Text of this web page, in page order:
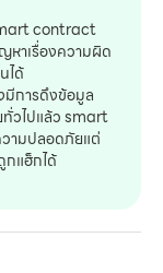
contract
หาเรื่องความผิด
ได้
มีการดึงข้อมูล
ทั่วไปแล้ว smart
ามปลอดภัยแต่
กแฮ็กได้